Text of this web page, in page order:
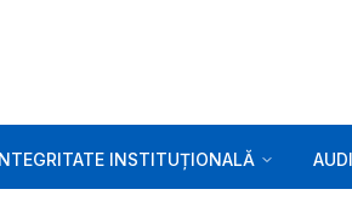
INSTITUȚIONALĂ